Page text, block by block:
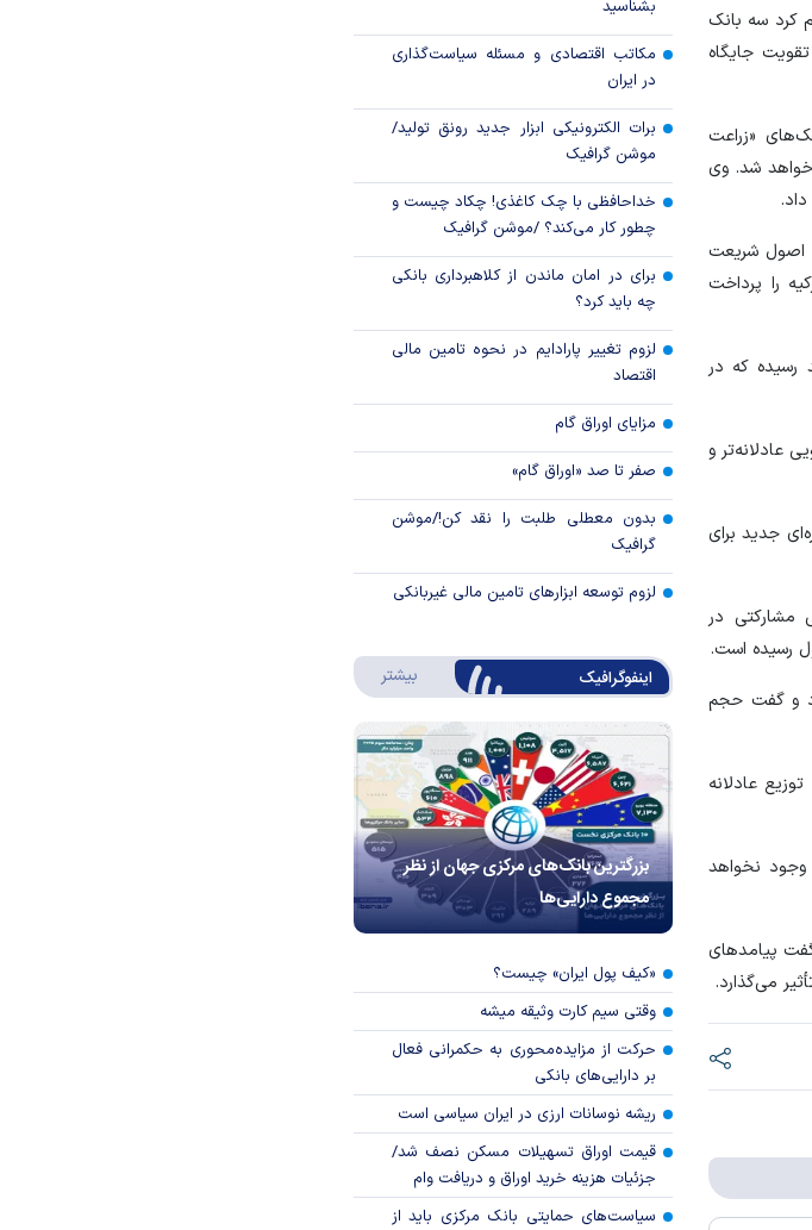
کرد سه بانک
جایگاه
«زراعت
خواهد شد. وی
اصول شریعت
تجاری ترکیه را پرداخت
اسلامی از کل دارایی‌های نظام بانکی ترکیه به ۹.۵ درصد رسیده که در
عادلانه‌تر و
جدید برای
مشارکتی در
و گفت حجم
عادلانه
وجود نخواهد
پیامد‌های
می‌گذارد.
قیمت دلار و یورو مرکز مبادله ایران؛
امروز پنجشنبه ۱۵ مرداد ۱۴۰۵
سقوط ارزهای صادراتی در سیاهچاله
کارت‌های بازرگانی
بشناسید
مکاتب اقتصادی و مسئله سیاست‌گذاری
در ایران
برات الکترونیکی ابزار جدید رونق تولید/
موشن گرافیک
خداحافظی با چک کاغذی! چکاد چیست و
چطور کار می‌کند؟ /موشن گرافیک
برای در امان ماندن از کلاهبرداری بانکی
چه باید کرد؟
لزوم تغییر پارادایم در نحوه تامین مالی
اقتصاد
مزایای اوراق گام
صفر تا صد «اوراق گام»
بدون معطلی طلبت را نقد کن!/موشن
گرافیک
لزوم توسعه ابزارهای تامین مالی غیربانکی
اینفوگرافیک بیشتر درباره اینفوگرافیک
بزرگترین بانک‌های مرکزی جهان از نظر
مجموع دارایی‌ها
«کیف پول ایران» چیست؟
وقتی سیم کارت وثیقه میشه
حرکت از مزایده‌محوری به حکمرانی فعال
بر دارایی‌های بانکی
ریشه نوسانات ارزی در ایران سیاسی است
قیمت اوراق تسهیلات مسکن نصف شد/
جزئیات هزینه خرید اوراق و دریافت وام
سیاست‌های حمایتی بانک مرکزی باید از